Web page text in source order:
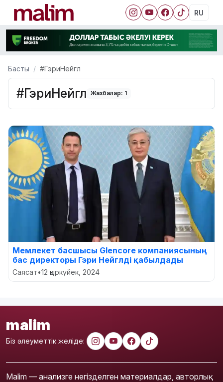
RU
Басты #ГэриНейгл
#ГэриНейгл Жазбалар: 1
Мемлекет басшысы Glencore компаниясының
бас директоры Гэри Нейглді қабылдады
Саясат•12 қыркүйек, 2024
malim
Біз әлеуметтік желіде:
Malim — анализге негізделген материалдар, авторлық